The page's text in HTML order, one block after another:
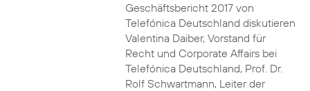
Geschäftsbericht 2017 von
Telefónica Deutschland diskutieren
Valentina Daiber, Vorstand für
Recht und Corporate Affairs bei
Telefónica Deutschland, Prof. Dr.
Rolf Schwartmann, Leiter der